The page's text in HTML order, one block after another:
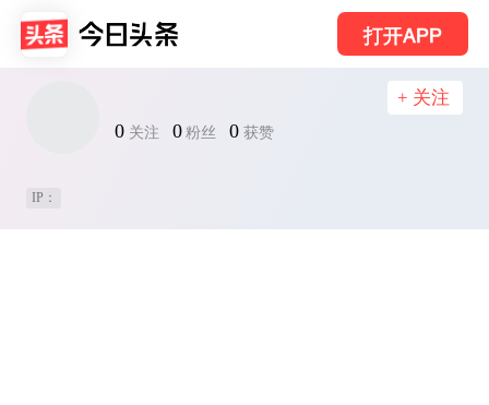
打开APP
0 关注 0 粉丝 0 获赞
+ 关注
IP：